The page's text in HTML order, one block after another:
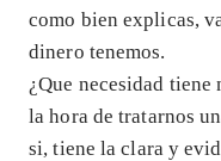
como bien explicas,
dinero tenemos.
¿Que necesidad tiene
la hora de tratarnos
si, tiene la clara y